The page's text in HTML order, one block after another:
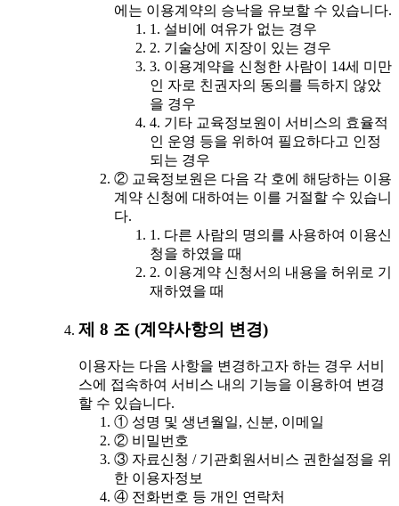
에는 이용계약의 승낙을 유보할 수 있습니다.
1. 설비에 여유가 없는 경우
2. 기술상에 지장이 있는 경우
3. 이용계약을 신청한 사람이 14세 미만
인 자로 친권자의 동의를 득하지 않았
을 경우
4. 기타 교육정보원이 서비스의 효율적
인 운영 등을 위하여 필요하다고 인정
되는 경우
② 교육정보원은 다음 각 호에 해당하는 이용
계약 신청에 대하여는 이를 거절할 수 있습니
다.
1. 다른 사람의 명의를 사용하여 이용신
청을 하였을 때
2. 이용계약 신청서의 내용을 허위로 기
재하였을 때
제 8 조 (계약사항의 변경)
이용자는 다음 사항을 변경하고자 하는 경우 서비
스에 접속하여 서비스 내의 기능을 이용하여 변경
할 수 있습니다.
① 성명 및 생년월일, 신분, 이메일
② 비밀번호
③ 자료신청 / 기관회원서비스 권한설정을 위
한 이용자정보
④ 전화번호 등 개인 연락처